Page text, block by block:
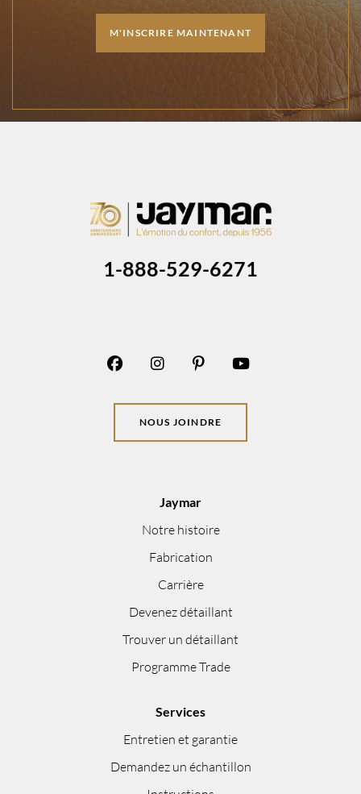
M'INSCRIRE MAINTENANT
1-888-529-6271
NOUS JOINDRE
Jaymar
Notre histoire
Fabrication
Carrière
Devenez détaillant
Trouver un détaillant
Programme Trade
Services
Entretien et garantie
Demandez un échantillon